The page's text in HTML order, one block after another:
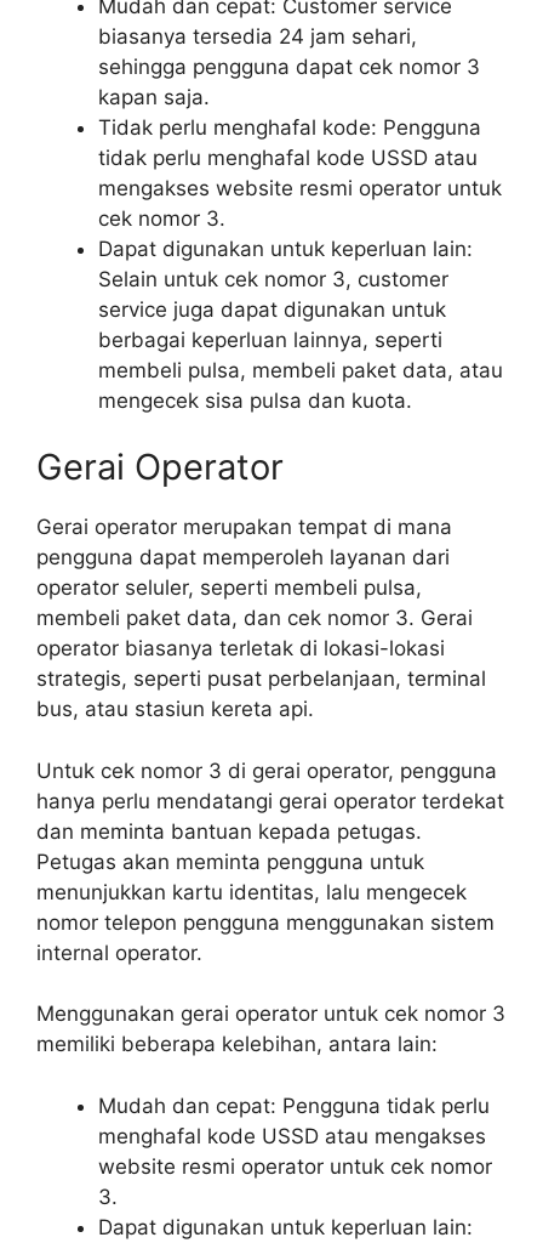
Mudah dan cepat: Customer service
biasanya tersedia 24 jam sehari,
sehingga pengguna dapat cek nomor 3
kapan saja.
Tidak perlu menghafal kode: Pengguna
tidak perlu menghafal kode USSD atau
mengakses website resmi operator untuk
cek nomor 3.
Dapat digunakan untuk keperluan lain:
Selain untuk cek nomor 3, customer
service juga dapat digunakan untuk
berbagai keperluan lainnya, seperti
membeli pulsa, membeli paket data, atau
mengecek sisa pulsa dan kuota.
Gerai Operator
Gerai operator merupakan tempat di mana
pengguna dapat memperoleh layanan dari
operator seluler, seperti membeli pulsa,
membeli paket data, dan cek nomor 3. Gerai
operator biasanya terletak di lokasi-lokasi
strategis, seperti pusat perbelanjaan, terminal
bus, atau stasiun kereta api.
Untuk cek nomor 3 di gerai operator, pengguna
hanya perlu mendatangi gerai operator terdekat
dan meminta bantuan kepada petugas.
Petugas akan meminta pengguna untuk
menunjukkan kartu identitas, lalu mengecek
nomor telepon pengguna menggunakan sistem
internal operator.
Menggunakan gerai operator untuk cek nomor 3
memiliki beberapa kelebihan, antara lain:
Mudah dan cepat: Pengguna tidak perlu
menghafal kode USSD atau mengakses
website resmi operator untuk cek nomor
3.
Dapat digunakan untuk keperluan lain: